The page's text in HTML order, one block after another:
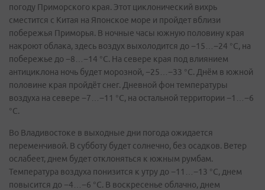
погоду Приморского края. Этот циклонический вихрь
сместится с Китая на Японское море и пройдет вблизи
побережья Приморья. В ночные часы южную половину края
накроют облака, здесь воздух выхолодится до −15…−24 °С, на
побережье до −8…−14 °С. На севере края под влиянием
антициклона ночь будет морозной, −25…−33 °С. Днём в южной
половине края пройдёт снег. Дневной фон температуры
воздуха на севере −7…−11 °С, на остальной территории −1…−6
°С.
Во Владивостоке в выходные дни погода ожидается
переменчивой. В субботу будет солнечно, без осадков. Ветер
ослабеет, днем будет отклоняться к южным румбам.
Температура воздуха понизится к утру до −11…−13 °С, днем
повысится до −4…−6 °С. В воскресенье облачно, днем